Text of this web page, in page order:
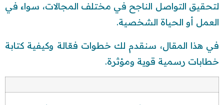
لتحقيق التواصل الناجح في مختلف المجالات، سواء في
العمل أو الحياة الشخصية.
في هذا المقال، سنقدم لك خطوات فعّالة وكيفية كتابة
خطابات رسمية قوية ومؤثرة.